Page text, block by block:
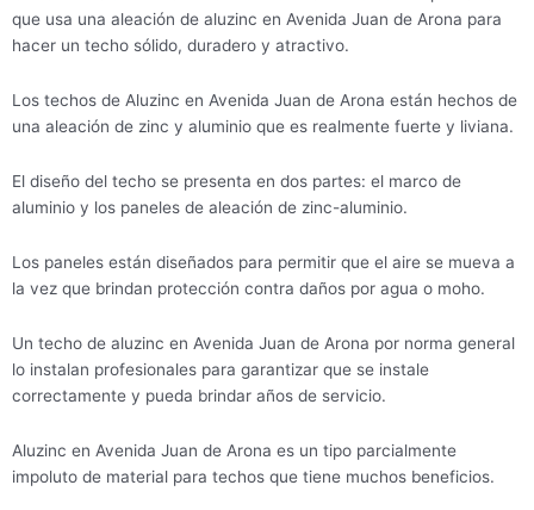
que usa una aleación de aluzinc en Avenida Juan de Arona para
hacer un techo sólido, duradero y atractivo.
Los techos de Aluzinc en Avenida Juan de Arona están hechos de
una aleación de zinc y aluminio que es realmente fuerte y liviana.
El diseño del techo se presenta en dos partes: el marco de
aluminio y los paneles de aleación de zinc-aluminio.
Los paneles están diseñados para permitir que el aire se mueva a
la vez que brindan protección contra daños por agua o moho.
Un techo de aluzinc en Avenida Juan de Arona por norma general
lo instalan profesionales para garantizar que se instale
correctamente y pueda brindar años de servicio.
Aluzinc en Avenida Juan de Arona es un tipo parcialmente
impoluto de material para techos que tiene muchos beneficios.